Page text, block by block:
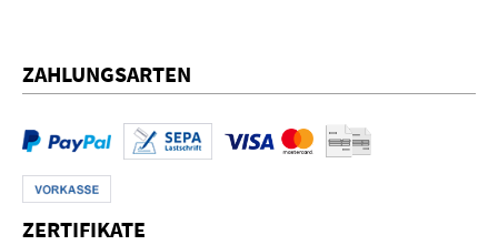
ZAHLUNGSARTEN
ZERTIFIKATE